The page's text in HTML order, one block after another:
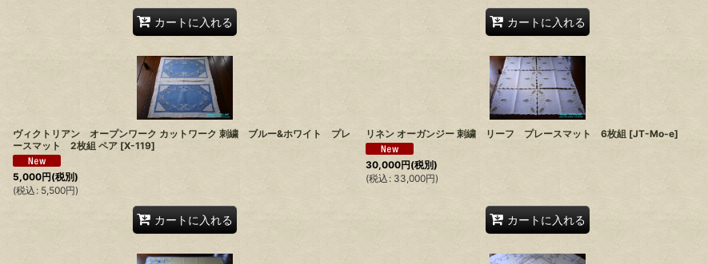
カートに入れる カートに入れる
ヴィクトリアン オープンワーク カットワーク 刺繍 ブルー&ホワイト プレ
ースマット 2枚組 ペア [X-119]
5,000円(税別)
(税込 : 5,500円)
カートに入れる
リネン オーガンジー 刺繍 リーフ プレースマット 6枚組 [JT-Mo-e]
30,000円(税別)
(税込 : 33,000円)
カートに入れる